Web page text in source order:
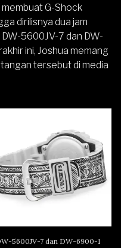
membuat G-Shock
dirilisnya dua jam
5600JV-7 dan DW-
ini, Joshua memang
tersebut di media
5600JV-7 dan DW-6900-1